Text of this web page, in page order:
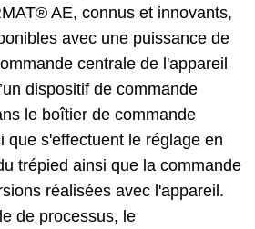
AE, connus et innovants,
avec une puissance de
centrale de l'appareil
dispositif de commande
le boîtier de commande
que s'effectuent le réglage en
trépied ainsi que la commande
réalisées avec l'appareil.
de processus, le